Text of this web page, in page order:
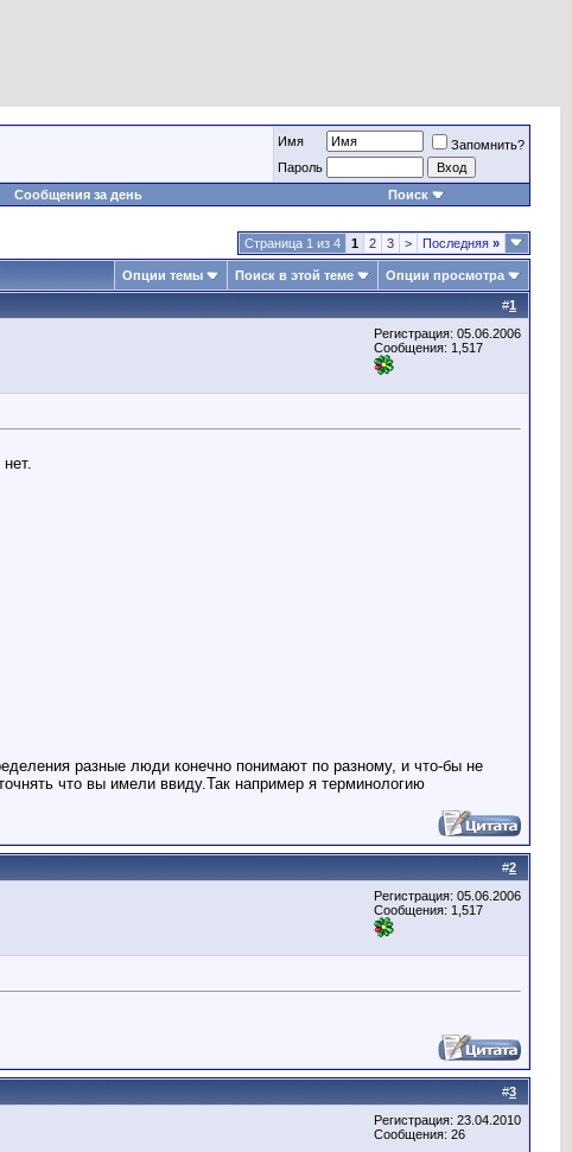
Имя
Запомнить?
Пароль
Сообщения за день Поиск
Страница 1 из 4 1 2 3 > Последняя »
Опции темы Поиск в этой теме Опции просмотра
#1
Регистрация: 05.06.2006
Сообщения: 1,517
разные люди конечно понимают по разному, и что-бы не
что вы имели ввиду.Так например я терминологию
#2
Регистрация: 05.06.2006
Сообщения: 1,517
#3
Регистрация: 23.04.2010
Сообщения: 26